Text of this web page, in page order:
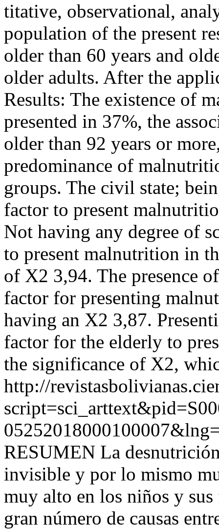
titative, observational,
population of the present
older than 60 years and
older adults. After the
Results: The existence of
presented in 37%, the
older than 92 years or
predominance of
groups. The civil state;
factor to present
Not having any degree of
to present malnutrition in
of X2 3,94. The presence
factor for presenting
having an X2 3,87.
factor for the elderly to
the significance of X2,
http://
RESUMEN La
invisible y por lo mismo
muy alto en los niños y
gran número de causas